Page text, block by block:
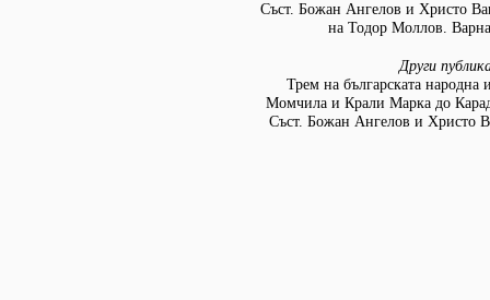
Съст. Божан Ангелов и Христо
на Тодор Моллов.
Други
Трем на българската народна
Момчила и Крали Марка до
Съст. Божан Ангелов и Христо